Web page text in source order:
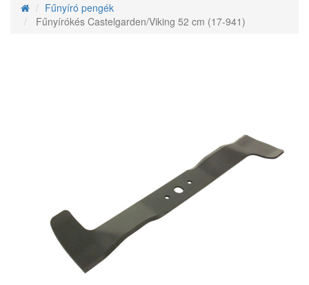
Fűnyíró pengék
Fűnyírókés Castelgarden/Viking 52 cm (17-941)